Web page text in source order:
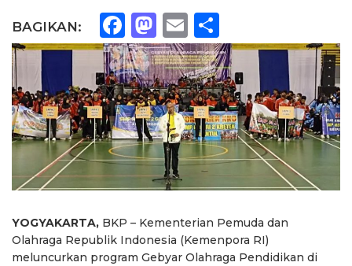
BAGIKAN: Facebook
Mastodon
Email
YOGYAKARTA, BKP – Kementerian Pemuda dan
Olahraga Republik Indonesia (Kemenpora RI)
meluncurkan program Gebyar Olahraga Pendidikan di